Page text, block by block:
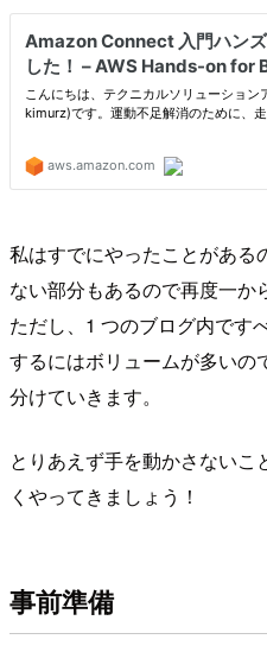
私はすでにやったことがある
ない部分もあるので再度一か
ただし、1 つのブログ内です
するにはボリュームが多いの
分けていきます。
とりあえず手を動かさない
くやってきましょう！
事前準備